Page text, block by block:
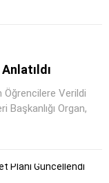
Öğrencilere Verildi
Başkanlığı Organ,